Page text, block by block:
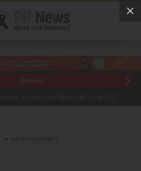
เรื่องเด่น!